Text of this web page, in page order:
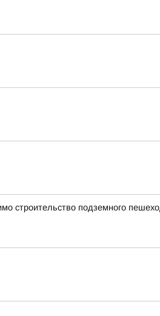
строительство подземного